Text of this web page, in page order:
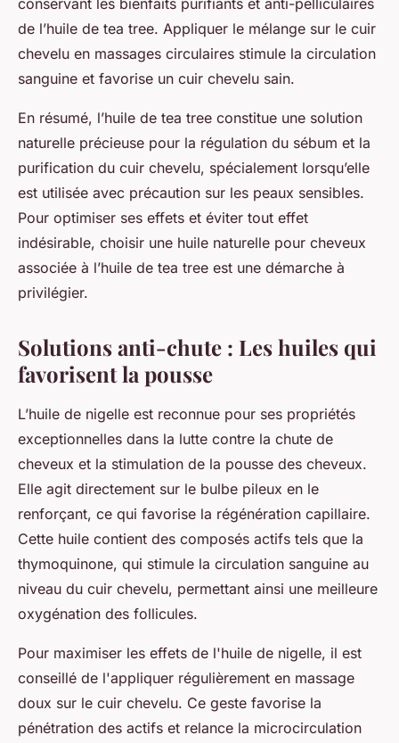
conservant les bienfaits purifiants et anti-pelliculaires
de l’huile de tea tree. Appliquer le mélange sur le cuir
chevelu en massages circulaires stimule la circulation
sanguine et favorise un cuir chevelu sain.
En résumé, l’huile de tea tree constitue une solution
naturelle précieuse pour la régulation du sébum et la
purification du cuir chevelu, spécialement lorsqu’elle
est utilisée avec précaution sur les peaux sensibles.
Pour optimiser ses effets et éviter tout effet
indésirable, choisir une huile naturelle pour cheveux
associée à l’huile de tea tree est une démarche à
privilégier.
Solutions anti-chute : Les huiles qui
favorisent la pousse
L’huile de nigelle est reconnue pour ses propriétés
exceptionnelles dans la lutte contre la chute de
cheveux et la stimulation de la pousse des cheveux.
Elle agit directement sur le bulbe pileux en le
renforçant, ce qui favorise la régénération capillaire.
Cette huile contient des composés actifs tels que la
thymoquinone, qui stimule la circulation sanguine au
niveau du cuir chevelu, permettant ainsi une meilleure
oxygénation des follicules.
Pour maximiser les effets de l'huile de nigelle, il est
conseillé de l'appliquer régulièrement en massage
doux sur le cuir chevelu. Ce geste favorise la
pénétration des actifs et relance la microcirculation